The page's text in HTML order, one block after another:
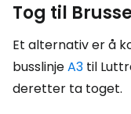
Tog til
Et alternativ er å
busslinjeA3 til
deretter ta toget.